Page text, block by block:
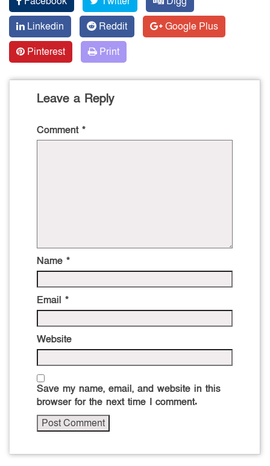
Linkedin
Reddit
Google Plus
Pinterest
Print
Leave a Reply
Comment *
Name *
Email *
Website
Save my name, email, and website in this
browser for the next time I comment.